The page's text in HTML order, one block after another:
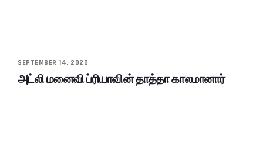
SEPTEMBER 14, 2020
அட்லி மனைவி ப்ரியாவின் தாத்தா காலமானார்